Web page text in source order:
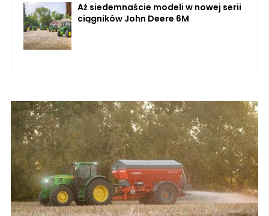
Aż siedemnaście modeli w nowej serii
ciągników John Deere 6M